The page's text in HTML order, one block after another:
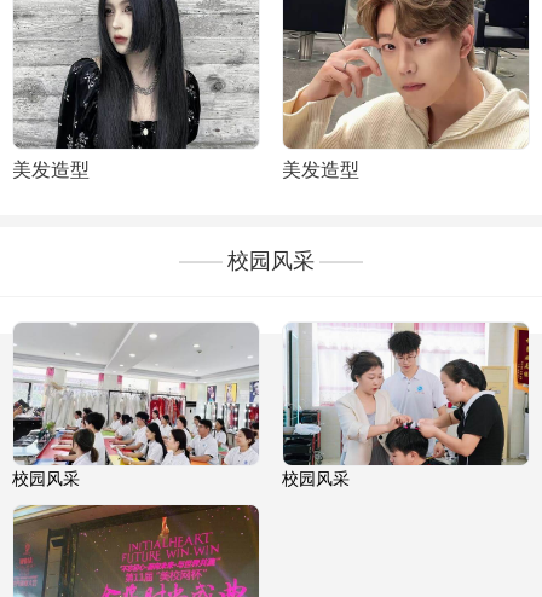
美发造型 美发造型
校园风采
校园风采 校园风采